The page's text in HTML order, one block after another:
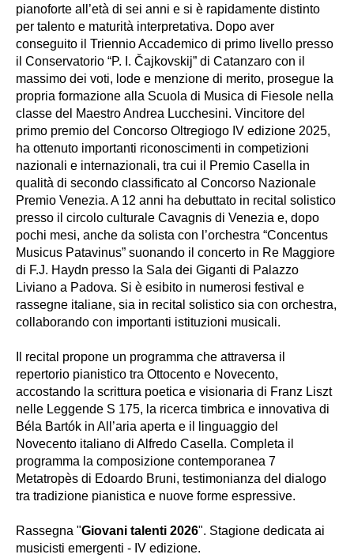
pianoforte all’età di sei anni e si è rapidamente distinto
per talento e maturità interpretativa. Dopo aver
conseguito il Triennio Accademico di primo livello presso
il Conservatorio “P. I. Čajkovskij” di Catanzaro con il
massimo dei voti, lode e menzione di merito, prosegue la
propria formazione alla Scuola di Musica di Fiesole nella
classe del Maestro Andrea Lucchesini. Vincitore del
primo premio del Concorso Oltregiogo IV edizione 2025,
ha ottenuto importanti riconoscimenti in competizioni
nazionali e internazionali, tra cui il Premio Casella in
qualità di secondo classificato al Concorso Nazionale
Premio Venezia. A 12 anni ha debuttato in recital solistico
presso il circolo culturale Cavagnis di Venezia e, dopo
pochi mesi, anche da solista con l’orchestra “Concentus
Musicus Patavinus” suonando il concerto in Re Maggiore
di F.J. Haydn presso la Sala dei Giganti di Palazzo
Liviano a Padova. Si è esibito in numerosi festival e
rassegne italiane, sia in recital solistico sia con orchestra,
collaborando con importanti istituzioni musicali.
Il recital propone un programma che attraversa il
repertorio pianistico tra Ottocento e Novecento,
accostando la scrittura poetica e visionaria di Franz Liszt
nelle Leggende S 175, la ricerca timbrica e innovativa di
Béla Bartók in All’aria aperta e il linguaggio del
Novecento italiano di Alfredo Casella. Completa il
programma la composizione contemporanea 7
Metatropès di Edoardo Bruni, testimonianza del dialogo
tra tradizione pianistica e nuove forme espressive.
Rassegna "Giovani talenti 2026". Stagione dedicata ai
musicisti emergenti - IV edizione.